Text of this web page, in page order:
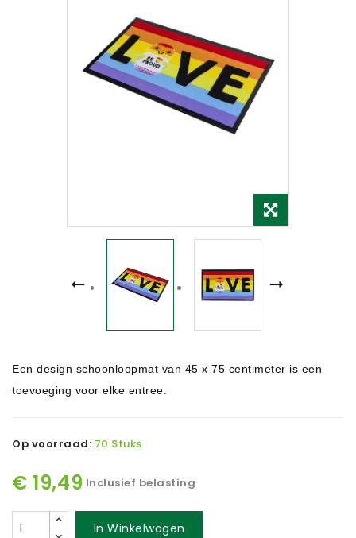
Een design schoonloopmat van 45 x 75 centimeter is een
toevoeging voor elke entree.
Op voorraad: 70 Stuks
€ 19,49 Inclusief belasting
In Winkelwagen